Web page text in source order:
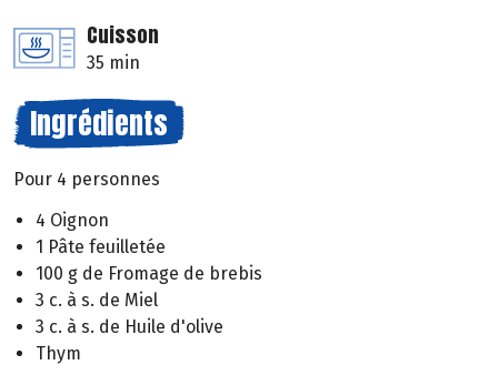
Cuisson
35 min
Ingrédients
Pour 4 personnes
4 Oignon
1 Pâte feuilletée
100 g de Fromage de brebis
3 c. à s. de Miel
3 c. à s. de Huile d'olive
Thym